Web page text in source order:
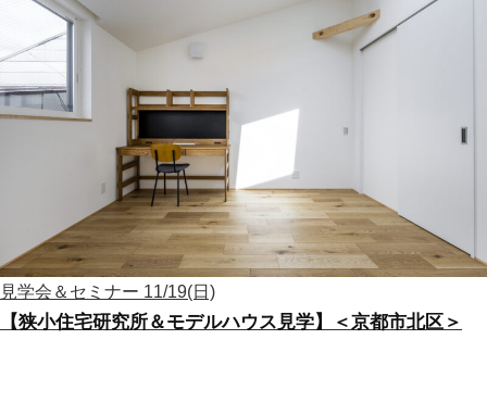
見学会＆セミナー 11/19(日)
【狭小住宅研究所＆モデルハウス見学】＜京都市北区＞